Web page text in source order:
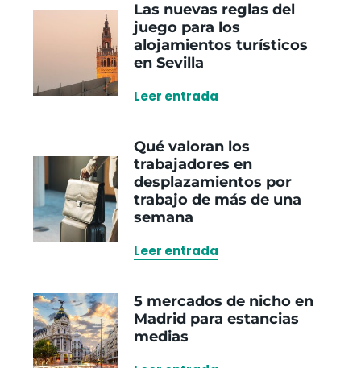
Las nuevas reglas del
juego para los
alojamientos turísticos
en Sevilla
Leer entrada
Qué valoran los
trabajadores en
desplazamientos por
trabajo de más de una
semana
Leer entrada
5 mercados de nicho en
Madrid para estancias
medias